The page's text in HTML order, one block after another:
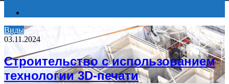
Виды
03.11.2024
Строительство с использованием
технологии 3D-печати